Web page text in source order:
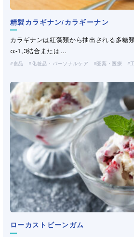
精製カラギナン/カラギーナン
カラギナンは紅藻類から抽出される多糖
α-1,3結合または…
食品 化粧品・パーソナルケア 医薬・医療
ローカストビーンガム